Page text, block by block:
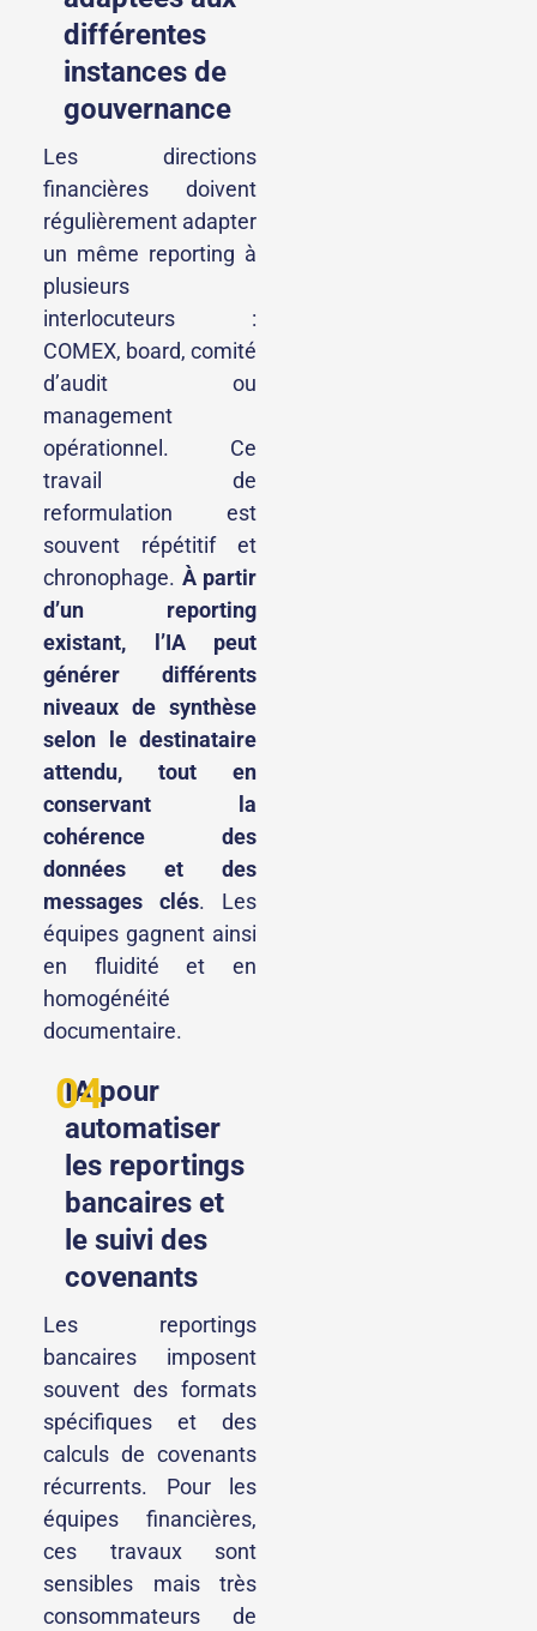
différentes
instances de
gouvernance
Les directions
financières doivent
régulièrement adapter
un même reporting à
plusieurs
interlocuteurs :
COMEX, board, comité
d’audit ou
management
opérationnel. Ce
travail de
reformulation est
souvent répétitif et
chronophage. À partir
d’un reporting
existant, l’IA peut
générer différents
niveaux de synthèse
selon le destinataire
attendu, tout en
conservant la
cohérence des
données et des
messages clés. Les
équipes gagnent ainsi
en fluidité et en
homogénéité
documentaire.
04
IA pour
automatiser
les reportings
bancaires et
le suivi des
covenants
Les reportings
bancaires imposent
souvent des formats
spécifiques et des
calculs de covenants
récurrents. Pour les
équipes financières,
ces travaux sont
sensibles mais très
consommateurs de